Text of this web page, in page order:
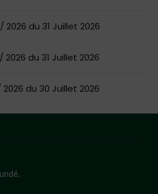
/ 2026 du 31 Juillet 2026
2026 du 31 Juillet 2026
/ 2026 du 30 Juillet 2026